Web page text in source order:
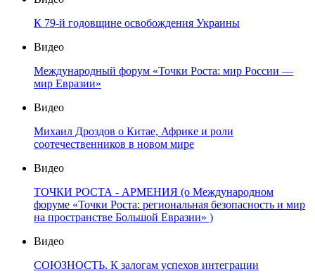
К 79-й годовщине освобождения Украины
Видео
Международный форум «Точки Роста: мир России —
мир Евразии»
Видео
Михаил Дроздов о Китае, Африке и роли
соотечественников в новом мире
Видео
ТОЧКИ РОСТА - АРМЕНИЯ (о Международном
форуме «Точки Роста: региональная безопасность и мир
на пространстве Большой Евразии» )
Видео
СОЮЗНОСТЬ. К залогам успехов интеграции